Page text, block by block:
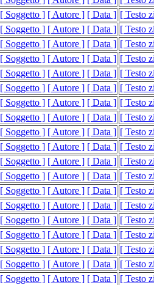
[ Soggetto ] [ Autore ] [ Data ] [ Testo
[ Soggetto ] [ Autore ] [ Data ] [ Testo
[ Soggetto ] [ Autore ] [ Data ] [ Testo
[ Soggetto ] [ Autore ] [ Data ] [ Testo
[ Soggetto ] [ Autore ] [ Data ] [ Testo
[ Soggetto ] [ Autore ] [ Data ] [ Testo
[ Soggetto ] [ Autore ] [ Data ] [ Testo
[ Soggetto ] [ Autore ] [ Data ] [ Testo
[ Soggetto ] [ Autore ] [ Data ] [ Testo
[ Soggetto ] [ Autore ] [ Data ] [ Testo
[ Soggetto ] [ Autore ] [ Data ] [ Testo
[ Soggetto ] [ Autore ] [ Data ] [ Testo
[ Soggetto ] [ Autore ] [ Data ] [ Testo
[ Soggetto ] [ Autore ] [ Data ] [ Testo
[ Soggetto ] [ Autore ] [ Data ] [ Testo
[ Soggetto ] [ Autore ] [ Data ] [ Testo
[ Soggetto ] [ Autore ] [ Data ] [ Testo
[ Soggetto ] [ Autore ] [ Data ] [ Testo
[ Soggetto ] [ Autore ] [ Data ] [ Testo